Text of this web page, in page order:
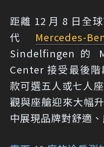
距離 12 月 8 日全
代 Mercedes-
Sindelfingen 的
Center 接受最後
款可選五人或七人
觀與座艙迎來大幅
中展現品牌對舒適